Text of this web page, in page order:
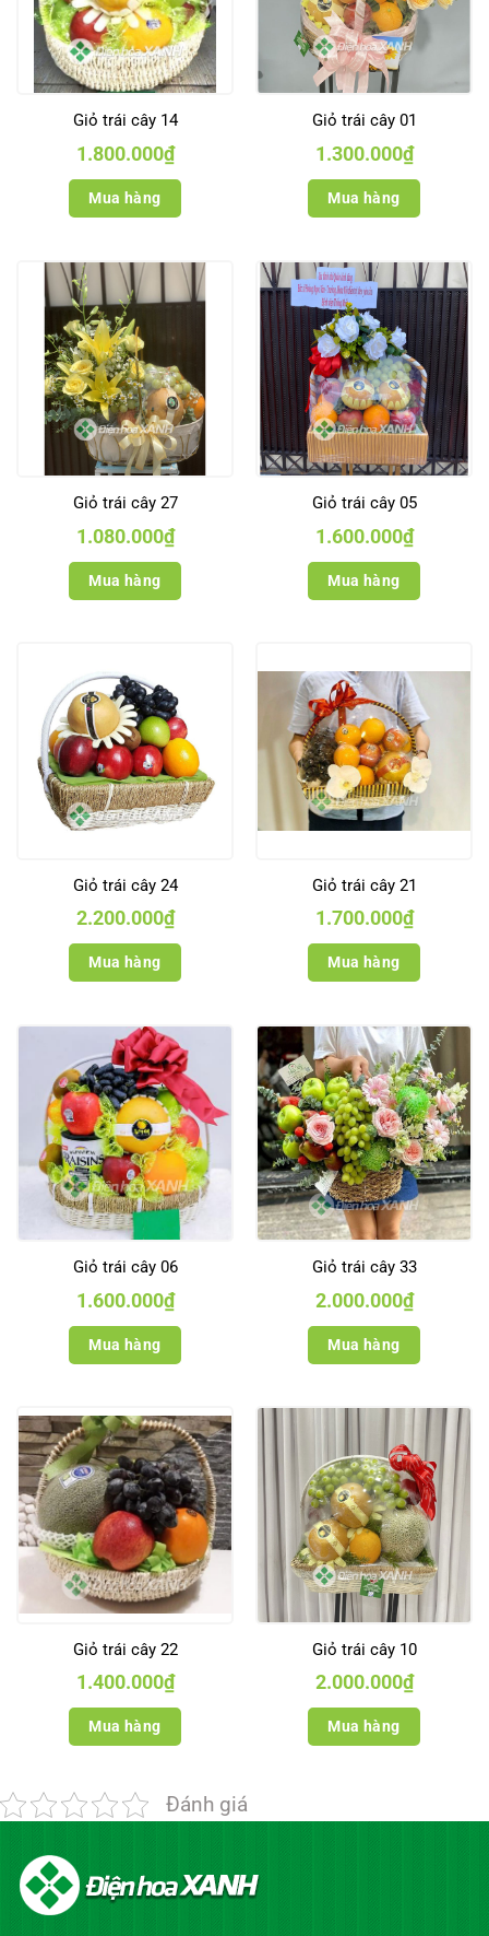
Giỏ trái cây 14
1.800.000₫
Mua hàng
Giỏ trái cây 01
1.300.000₫
Mua hàng
Giỏ trái cây 27
1.080.000₫
Mua hàng
Giỏ trái cây 05
1.600.000₫
Mua hàng
Giỏ trái cây 24
2.200.000₫
Mua hàng
Giỏ trái cây 21
1.700.000₫
Mua hàng
Giỏ trái cây 06
1.600.000₫
Mua hàng
Giỏ trái cây 33
2.000.000₫
Mua hàng
Giỏ trái cây 22
1.400.000₫
Mua hàng
Giỏ trái cây 10
2.000.000₫
Mua hàng
Đánh giá